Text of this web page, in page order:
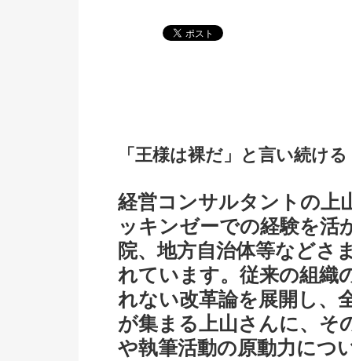
「王様は裸だ」と言い続ける
経営コンサルタントの上
ッキンゼーでの経験を活
院、地方自治体等などさ
れています。従来の組織
れない改革論を展開し、
が集まる上山さんに、そ
や執筆活動の原動力につ